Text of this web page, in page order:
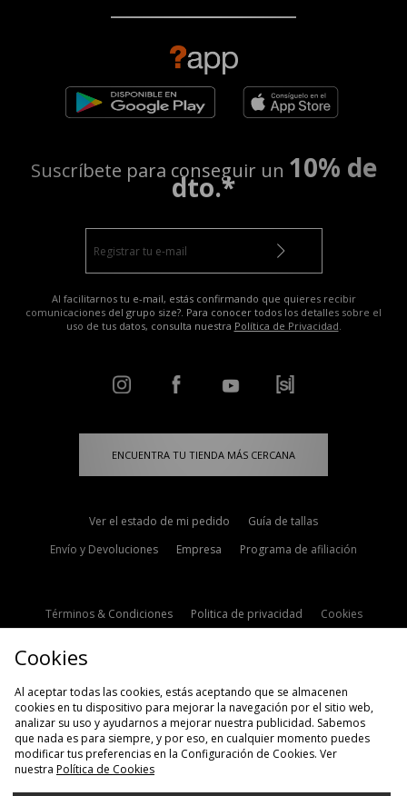
Suscríbete para conseguir un 10% de
dto.*
Al facilitarnos tu e-mail, estás confirmando que quieres recibir
comunicaciones del grupo size?. Para conocer todos los detalles sobre el
uso de tus datos, consulta nuestra Política de Privacidad.
ENCUENTRA TU TIENDA MÁS CERCANA
Ver el estado de mi pedido
Guía de tallas
Envío y Devoluciones
Empresa Programa de afiliación
Términos & Condiciones Politica de privacidad
Cookies
Cookies
Al aceptar todas las cookies, estás aceptando que se almacenen
cookies en tu dispositivo para mejorar la navegación por el sitio web,
analizar su uso y ayudarnos a mejorar nuestra publicidad. Sabemos
que nada es para siempre, y por eso, en cualquier momento puedes
modificar tus preferencias en la Configuración de Cookies. Ver
nuestra Política de Cookies